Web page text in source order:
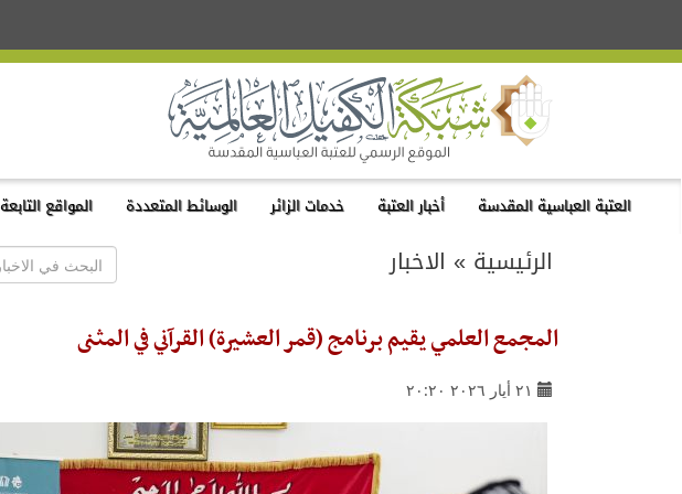
العتبة العباسية المقدسة أخبار العتبة خدمات الزائر الوسائط المتعددة المواقع التابعة
الرئيسية » الاخبار
المجمع العلمي يقيم برنامج (قمر العشيرة) القرآني في المثنى
٢١ أيار ٢٠٢٦ ٢٠:٢٠